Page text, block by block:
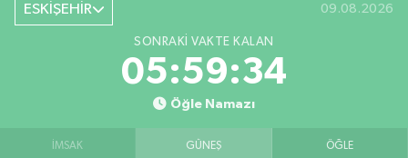
ESKİŞEHİR 09.08.2026
SONRAKI VAKTE KALAN
05:59:33
Öğle Namazı
İMSAK GÜNEŞ ÖĞLE